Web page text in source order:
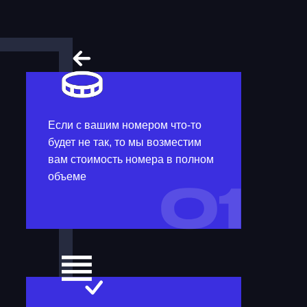
Если с вашим номером что-то
будет не так, то мы возместим
вам стоимость номера в полном
объеме